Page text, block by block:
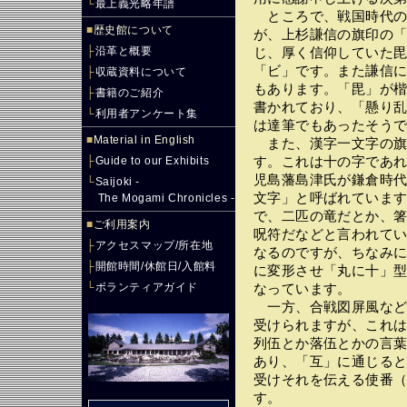
└最上義光略年譜
■歴史館について
├沿革と概要
├収蔵資料について
├書籍のご紹介
└利用者アンケート集
■ Material in English
├Guide to our Exhibits
└Saijoki -
The Mogami Chronicles -
■ご利用案内
├アクセスマップ/所在地
├開館時間/休館日/入館料
└ボランティアガイド
ところで、戦国時代
が、上杉謙信の旗印の
じ、厚く信仰していた
「ビ」です。また謙信
もあります。「毘」が
書かれており、「懸り
は達筆でもあったそう
また、漢字一文字の
す。これは十の字であ
児島藩島津氏が鎌倉時
文字」と呼ばれていま
で、二匹の竜だとか、
呪符だなどと言われて
なるのですが、ちなみ
に変形させ「丸に十」
なっています。
一方、合戦図屏風な
受けられますが、これ
列伍とか落伍とかの言
あり、「互」に通じる
受けそれを伝える使番
す。